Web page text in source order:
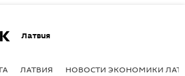
Латвия
ЛАТВИЯ НОВОСТИ ЭКОНОМИКИ